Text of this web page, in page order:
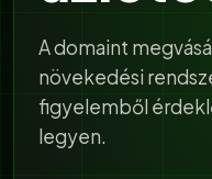
A domaint
növekedési
figyelemből
legyen.